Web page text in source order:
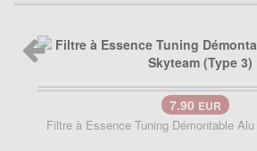
7.90 EUR
Filtre à Essence Tuning Démontable